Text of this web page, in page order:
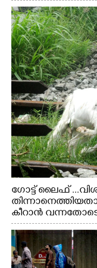
ഗോട്ട് ലൈഫ്
കീറാൻ
വേണ്ടിയായി
നിന്നുള്ള കാഴ്ച